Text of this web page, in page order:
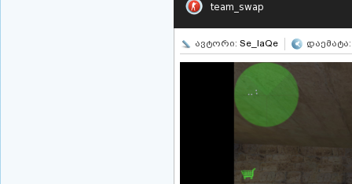
team_swap
ავტორი: Se_IaQe დაემატა: